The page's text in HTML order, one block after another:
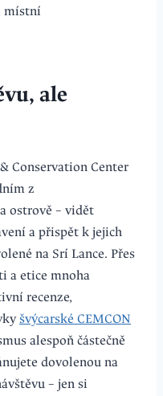
místní
ale
Conservation Center
z
ostrově – vidět
a přispět k jejich
na Srí Lance. Přes
a etice mnoha
recenze,
švýcarské CEMCON
alespoň částečně
dovolenou na
– jen si